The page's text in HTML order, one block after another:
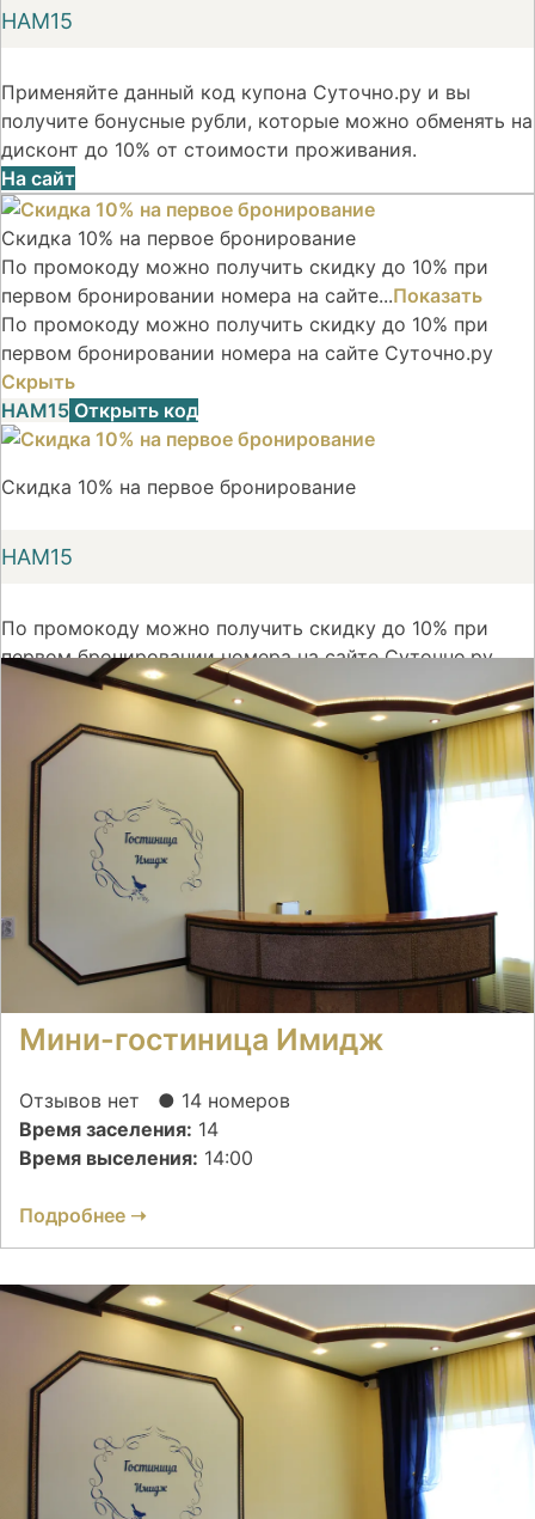
НАМ15
Применяйте данный код купона Суточно.ру и вы
получите бонусные рубли, которые можно обменять на
дисконт до 10% от стоимости проживания.
На сайт
Скидка 10% на первое бронирование
По промокоду можно получить скидку до 10% при
первом бронировании номера на сайте...Показать
По промокоду можно получить скидку до 10% при
первом бронировании номера на сайте Суточно.ру
Скрыть
НАМ15 Открыть код
Скидка 10% на первое бронирование
НАМ15
По промокоду можно получить скидку до 10% при
первом бронировании номера на сайте Суточно.ру
На сайт
Мини-гостиница Имидж
Отзывов нет
● 14 номеров
Время заселения: 14
Время выселения: 14:00
Подробнее ➝